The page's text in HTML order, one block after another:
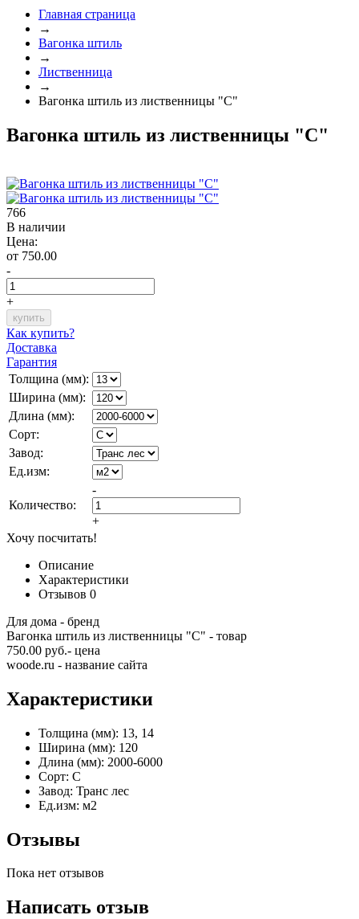
Главная страница
→
Вагонка штиль
→
Лиственница
→
Вагонка штиль из лиственницы "С"
Вагонка штиль из лиственницы "С"
766
В наличии
Цена:
от 750.00
-
+
Как купить?
Доставка
Гарантия
Толщина (мм):
Ширина (мм):
Длина (мм):
Сорт:
Завод:
Ед.изм:
Количество:
-
+
Хочу посчитать!
Описание
Характеристики
Отзывов 0
Для дома - бренд
Вагонка штиль из лиственницы "С" - товар
750.00 руб.- цена
woode.ru - название сайта
Характеристики
Толщина (мм): 13, 14
Ширина (мм): 120
Длина (мм): 2000-6000
Сорт: С
Завод: Транс лес
Ед.изм: м2
Отзывы
Пока нет отзывов
Написать отзыв